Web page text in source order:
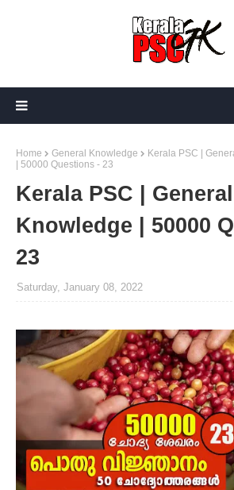
Home General Knowledge
Kerala PSC |
| 50000 Questions - 23
Kerala PSC | General
Knowledge | 50000
23
Saturday, January 08, 2022